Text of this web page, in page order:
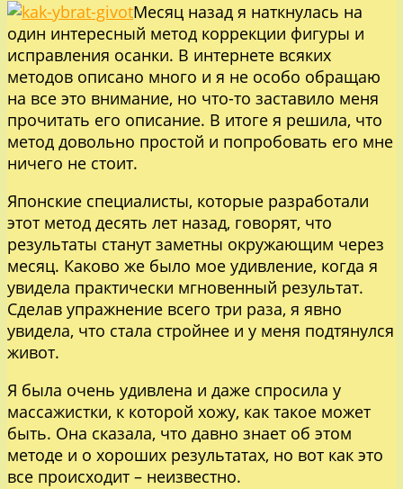
Месяц назад я наткнулась на
один интересный метод коррекции фигуры и
исправления осанки. В интернете всяких
методов описано много и я не особо обращаю
на все это внимание, но что-то заставило меня
прочитать его описание. В итоге я решила, что
метод довольно простой и попробовать его мне
ничего не стоит.
Японские специалисты, которые разработали
этот метод десять лет назад, говорят, что
результаты станут заметны окружающим через
месяц. Каково же было мое удивление, когда я
увидела практически мгновенный результат.
Сделав упражнение всего три раза, я явно
увидела, что стала стройнее и у меня подтянулся
живот.
Я была очень удивлена и даже спросила у
массажистки, к которой хожу, как такое может
быть. Она сказала, что давно знает об этом
методе и о хороших результатах, но вот как это
все происходит – неизвестно.